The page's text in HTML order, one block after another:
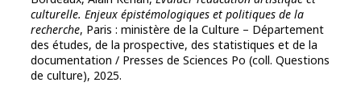
culturelle. Enjeux épistémologiques et politiques de la
recherche, Paris : ministère de la Culture – Département
des études, de la prospective, des statistiques et de la
documentation / Presses de Sciences Po (coll. Questions
de culture), 2025.